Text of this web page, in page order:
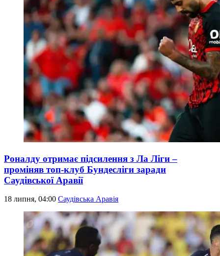
Роналду отримає підсилення з Ла Ліги –
проміняв топ-клуб Бундесліги заради
Саудівської Аравії
18 липня, 04:00 Саудівська Аравія